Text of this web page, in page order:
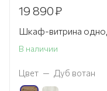
19 890₽
Шкаф-витрина
В наличии
Цвет — Дуб вотан